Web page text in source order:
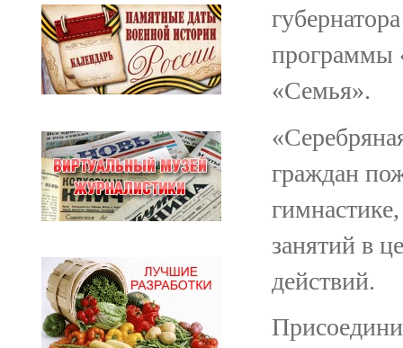
программы
«Семья».
граждан
занятий в
действий.